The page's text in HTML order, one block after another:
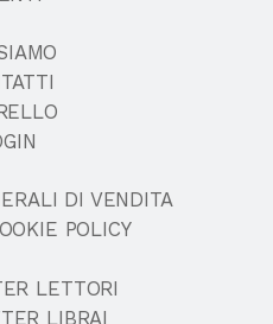
DI VENDITA
POLICY
LETTORI
LIBRAI